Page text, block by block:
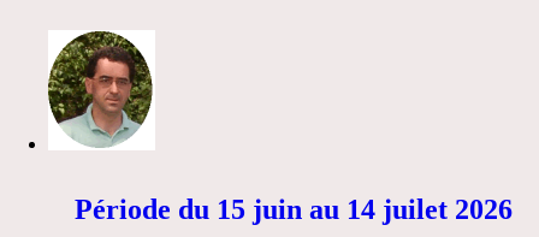
Période du 15 juin au 14 juilet 2026